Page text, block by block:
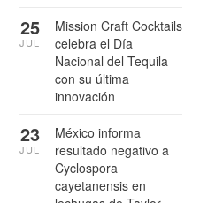
Mission Craft Cocktails
celebra el Día
Nacional del Tequila
con su última
innovación
25
JUL
México informa
resultado negativo a
Cyclospora
cayetanensis en
23
JUL